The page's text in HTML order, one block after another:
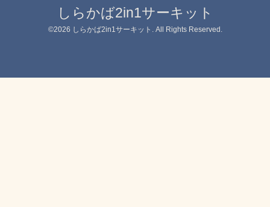
しらかば2in1サーキット
©2026 しらかば2in1サーキット . All Rights Reserved.